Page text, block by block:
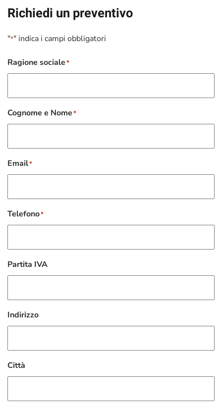
Richiedi un preventivo
"*" indica i campi obbligatori
Ragione sociale*
Cognome e Nome*
Email*
Telefono*
Partita IVA
Indirizzo
Città